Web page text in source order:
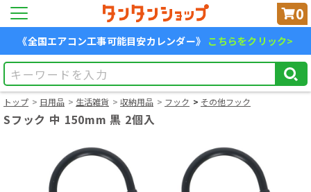
0
《全国エアコン工事可能目安カレンダー》 こちらをクリック>
トップ 日用品 生活雑貨 収納用品 フック その他フック
Sフック 中 150mm 黒 2個入